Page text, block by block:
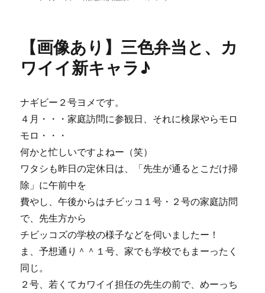
ー
ブ
ー
ス
ち
量・
か
わ
増
♪
【画像あり】三色弁当と、カ
ワイイ新キャラ♪
ナギビー２号ヨメです。
４月・・・家庭訪問に参観日、それに検尿やらモロ
モロ・・・
何かと忙しいですよねー（笑）
ワタシも昨日の定休日は、「先生が通るとこだけ掃
除」に午前中を
費やし、午後からはチビッコ１号・２号の家庭訪問
で、先生方から
チビッコズの学校の様子などを伺いましたー！
ま、予想通り＾＾１号、家でも学校でもまーったく
同じ。
２号、若くてカワイイ担任の先生の前で、めーっち